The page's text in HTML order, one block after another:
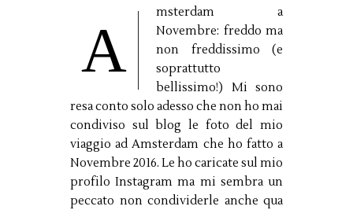
A
msterdam a
Novembre: freddo ma
non freddissimo (e
soprattutto
bellissimo!) Mi sono
resa conto solo adesso che non ho mai
condiviso sul blog le foto del mio
viaggio ad Amsterdam che ho fatto a
Novembre 2016. Le ho caricate sul mio
profilo Instagram ma mi sembra un
peccato non condividerle anche qua